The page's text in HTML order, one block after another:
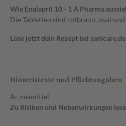
Wie Enalapril 10 - 1 A Pharma
Die Tabletten sind rotbraun, oval
Löse jetzt dein Rezept bei
Hinweistexte und Pflichtangaben
Arzneimittel
Zu Risiken und Nebenwirkungen